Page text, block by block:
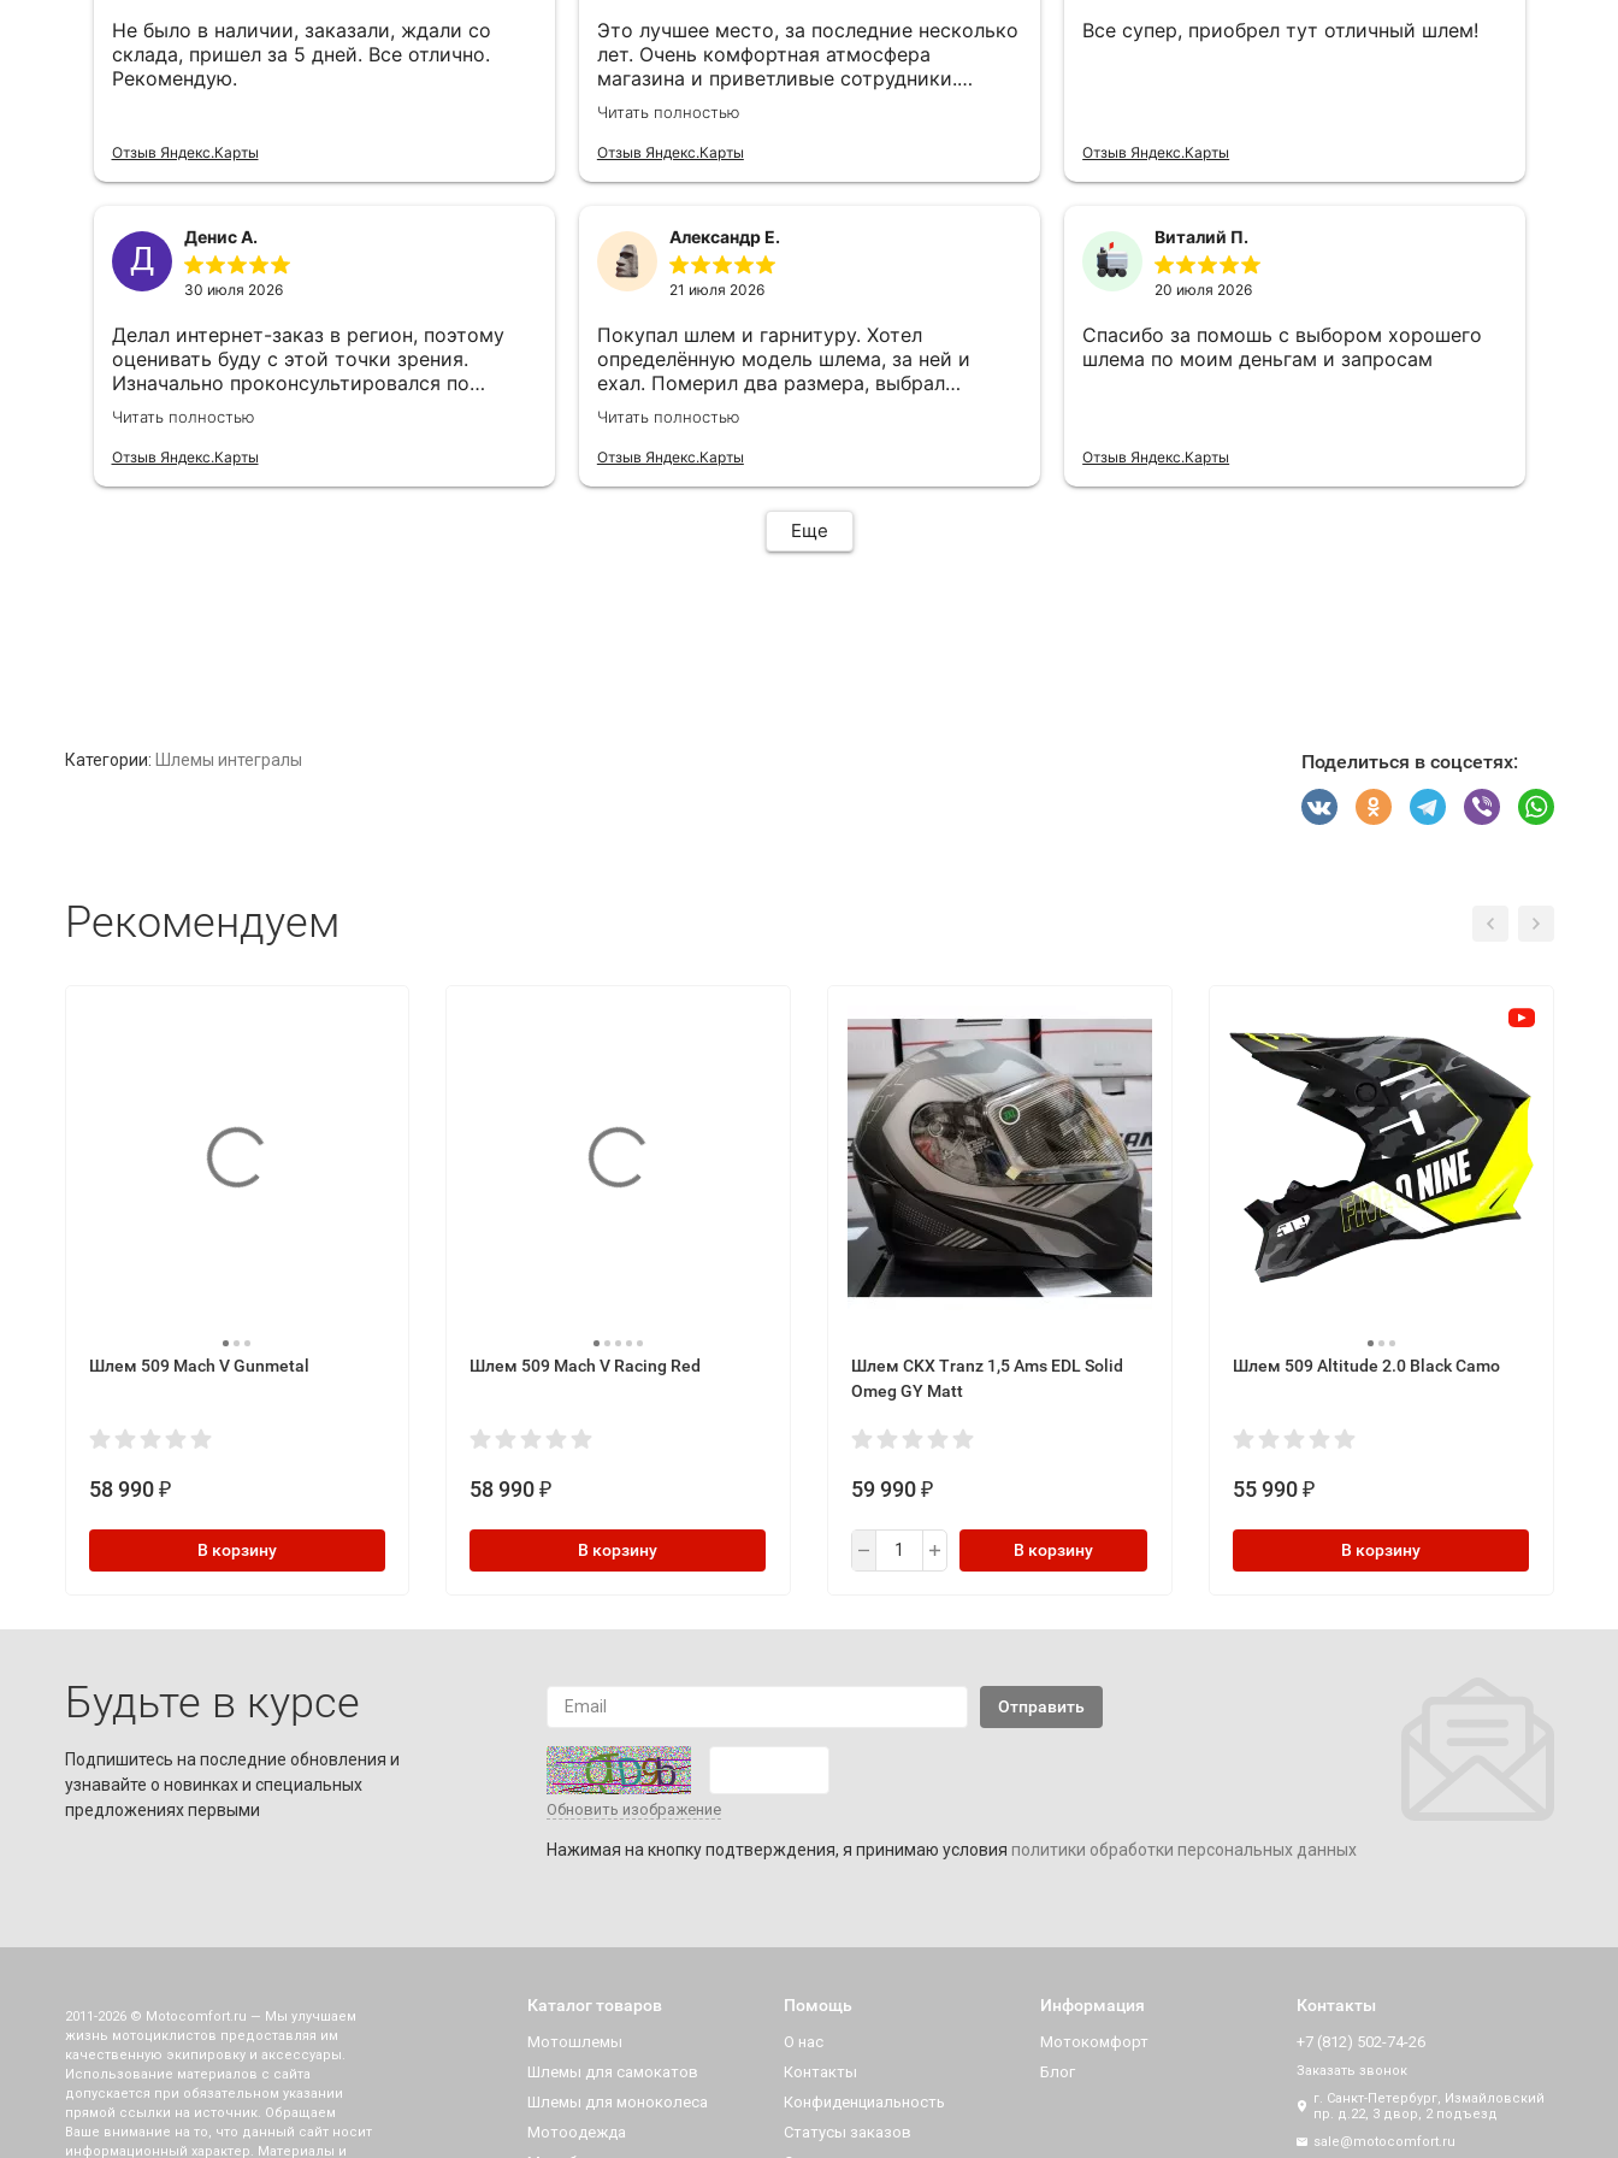
Категории: Шлемы интегралы Поделиться в соцсетях:
Рекомендуем
Шлем 509 Mach V Gunmetal
58 990 ₽
В корзину
Шлем 509 Mach V Racing Red
58 990 ₽
В корзину
Шлем CKX Tranz 1,5 Ams EDL Solid
Omeg GY Matt
59 990 ₽
В корзину
Шлем 509 Altitude 2.0 Black Camo
55 990 ₽
В корзину
Будьте в курсе
Подпишитесь на последние обновления и
узнавайте о новинках и специальных
предложениях первыми
Обновить изображение
Нажимая на кнопку подтверждения, я принимаю условия политики обработки персональных данных
2011-2026 © Motocomfort.ru — Мы улучшаем
жизнь мотоциклистов предоставляя им
качественную экипировку и аксессуары.
Использование материалов с сайта
допускается при обязательном указании
прямой ссылки на источник. Обращаем
Ваше внимание на то, что данный сайт носит
информационный характер. Материалы и
Каталог товаров
Мотошлемы
Шлемы для самокатов
Шлемы для моноколеса
Мотоодежда
Помощь
О нас
Контакты
Конфиденциальность
Статусы заказов
Информация
Мотокомфорт
Блог
Контакты
+7 (812) 502-74-26
Заказать звонок
г. Санкт-Петербург, Измайловский
пр. д.22, 3 двор, 2 подъезд
sale@motocomfort.ru